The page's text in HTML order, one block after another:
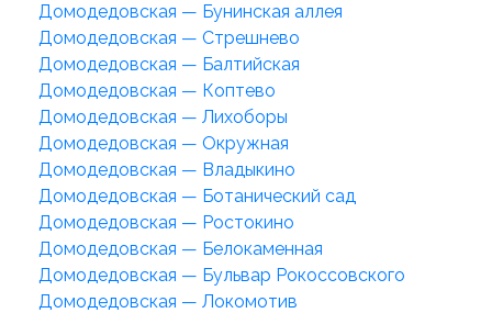
Домодедовская — Бунинская аллея
Домодедовская — Стрешнево
Домодедовская — Балтийская
Домодедовская — Коптево
Домодедовская — Лихоборы
Домодедовская — Окружная
Домодедовская — Владыкино
Домодедовская — Ботанический сад
Домодедовская — Ростокино
Домодедовская — Белокаменная
Домодедовская — Бульвар Рокоссовского
Домодедовская — Локомотив